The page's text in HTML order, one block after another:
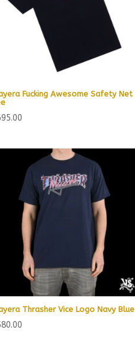
Fucking Awesome Safety Net
Thrasher Vice Logo Navy Blue